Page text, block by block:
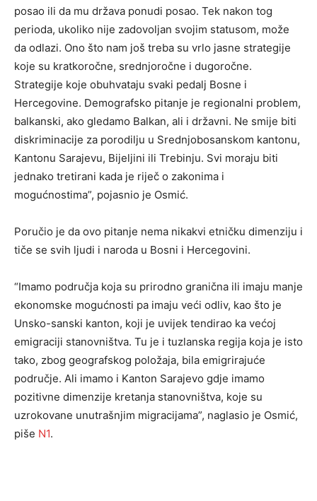
posao ili da mu država ponudi posao. Tek nakon tog
perioda, ukoliko nije zadovoljan svojim statusom, može
da odlazi. Ono što nam još treba su vrlo jasne strategije
koje su kratkoročne, srednjoročne i dugoročne.
Strategije koje obuhvataju svaki pedalj Bosne i
Hercegovine. Demografsko pitanje je regionalni problem,
balkanski, ako gledamo Balkan, ali i državni. Ne smije biti
diskriminacije za porodilju u Srednjobosanskom kantonu,
Kantonu Sarajevu, Bijeljini ili Trebinju. Svi moraju biti
jednako tretirani kada je riječ o zakonima i
mogućnostima”, pojasnio je Osmić.
Poručio je da ovo pitanje nema nikakvi etničku dimenziju i
tiče se svih ljudi i naroda u Bosni i Hercegovini.
“Imamo područja koja su prirodno granična ili imaju manje
ekonomske mogućnosti pa imaju veći odliv, kao što je
Unsko-sanski kanton, koji je uvijek tendirao ka većoj
emigraciji stanovništva. Tu je i tuzlanska regija koja je isto
tako, zbog geografskog položaja, bila emigrirajuće
područje. Ali imamo i Kanton Sarajevo gdje imamo
pozitivne dimenzije kretanja stanovništva, koje su
uzrokovane unutrašnjim migracijama”, naglasio je Osmić,
piše N1.